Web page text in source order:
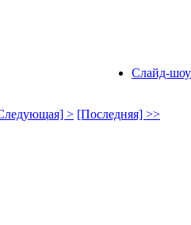
Слайд-шоу
> [Последняя] >>